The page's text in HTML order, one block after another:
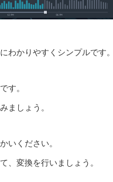
わかりやすくシンプルです
す。
ましょう。
いください。
、変換を行いましょう。